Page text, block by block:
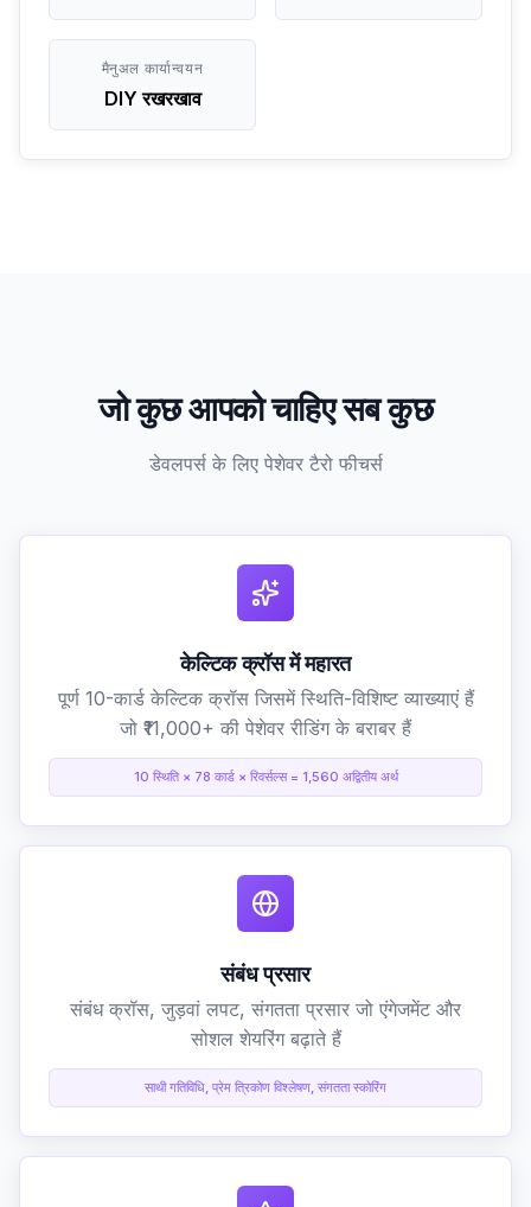
मैनुअल कार्यान्वयन
DIY रखरखाव
जो कुछ आपको चाहिए सब कुछ
डेवलपर्स के लिए पेशेवर टैरो फीचर्स
केल्टिक क्रॉस में महारत
पूर्ण 10-कार्ड केल्टिक क्रॉस जिसमें स्थिति-विशिष्ट व्याख्याएं हैं
जो ₹11,000+ की पेशेवर रीडिंग के बराबर हैं
10 स्थिति × 78 कार्ड × रिवर्सल्स = 1,560 अद्वितीय अर्थ
संबंध प्रसार
संबंध क्रॉस, जुड़वां लपट, संगतता प्रसार जो एंगेजमेंट और
सोशल शेयरिंग बढ़ाते हैं
साथी गतिविधि, प्रेम त्रिकोण विश्लेषण, संगतता स्कोरिंग